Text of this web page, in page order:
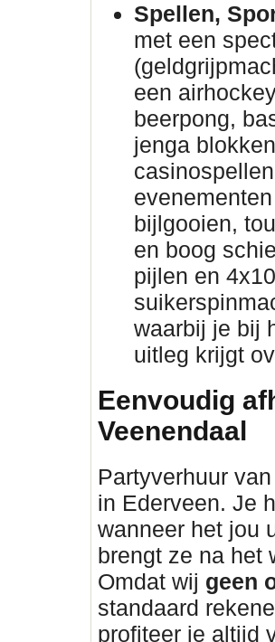
Spellen,
met een
een
beerpong,
jenga
bijlgooien,
en boog
pijlen en
waarbij je bij
uitleg krijgt
Eenvoudig
Veenendaal
Partyverhuur
in Ederveen. Je
wanneer het jou
brengt ze na het
Omdat wij geen
standaard
profiteer je altijd